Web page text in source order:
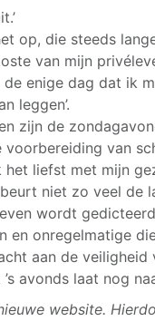
op, die steeds
van mijn
de enige dag dat ik
leggen’.
zijn de
van
het liefst met mijn
niet zo veel de
wordt
en onregelmatige
aan de veiligheid
avonds laat nog
website.